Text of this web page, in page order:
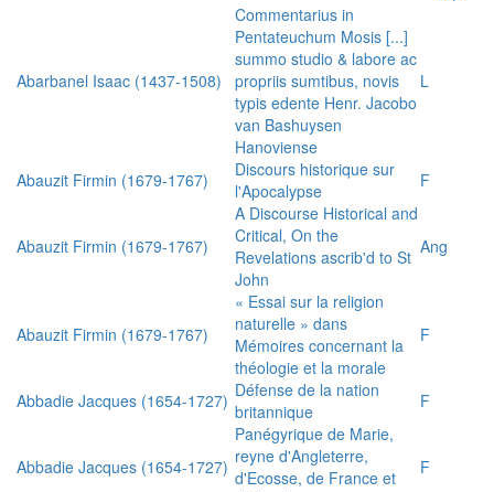
Abarbanel Isaac (1437-1508)
Commentarius in
Pentateuchum Mosis [...]
summo studio & labore ac
propriis sumtibus, novis
typis edente Henr. Jacobo
van Bashuysen
Hanoviense
L
Abauzit Firmin (1679-1767)
Discours historique sur
l'Apocalypse
F
Abauzit Firmin (1679-1767)
A Discourse Historical and
Critical, On the
Revelations ascrib'd to St
John
Ang
Abauzit Firmin (1679-1767)
« Essai sur la religion
naturelle » dans
Mémoires concernant la
théologie et la morale
F
Abbadie Jacques (1654-1727) Défense de la nation
britannique
F
Abbadie Jacques (1654-1727)
Panégyrique de Marie,
reyne d'Angleterre,
d'Ecosse, de France et
F